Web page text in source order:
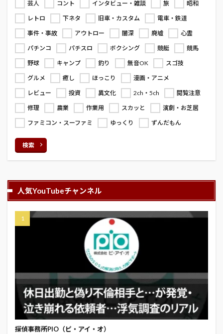
芸人
コント インタビュー・雑談 旅
昭和
レトロ
下ネタ 旧車・カスタム
電車・鉄道
事件・事故
アウトロー 闇深 廃墟
心霊
パチンコ
パチスロ ボクシング 競艇
競馬
野球
キャンプ 釣り 無音OK
スゴ技
グルメ
癒し ほっこり
漫画・アニメ
レビュー
投資 異文化 2ch・5ch
閲覧注意
修理
農業 作業用 スカッと
演劇・お芝居
ファミコン・スーファミ
ゆっくり ずんだもん
検索
人気YouTubeチャンネル
探偵事務所PIO（ピ・アイ・オ）